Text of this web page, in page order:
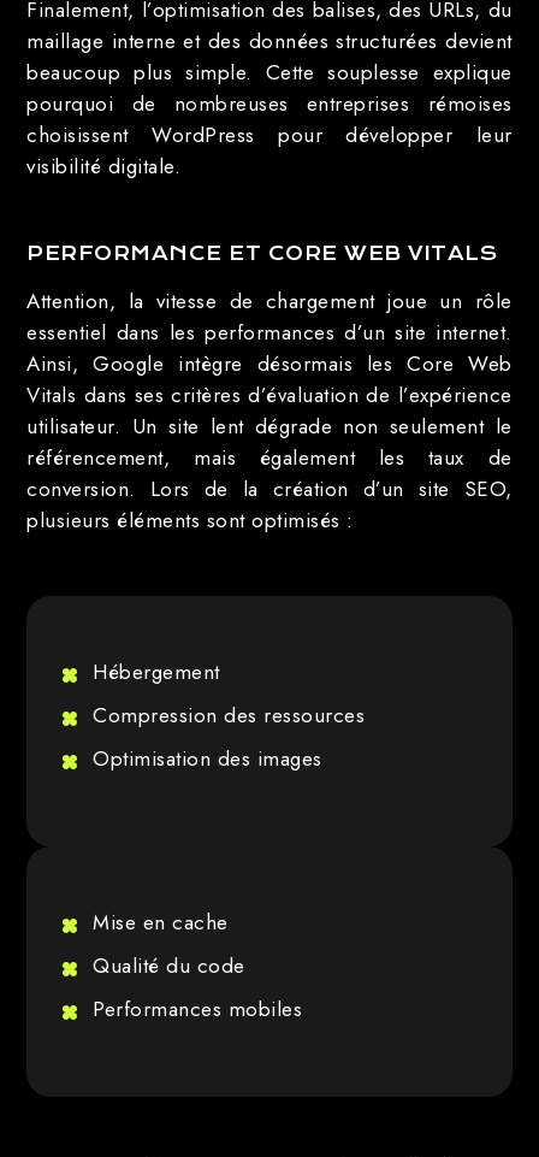
Finalement, l’optimisation des balises, des URLs, du
maillage interne et des données structurées devient
beaucoup plus simple. Cette souplesse explique
pourquoi de nombreuses entreprises rémoises
choisissent WordPress pour développer leur
visibilité digitale.
PERFORMANCE ET CORE WEB VITALS
Attention, la vitesse de chargement joue un rôle
essentiel dans les performances d’un site internet.
Ainsi, Google intègre désormais les Core Web
Vitals dans ses critères d’évaluation de l’expérience
utilisateur. Un site lent dégrade non seulement le
référencement, mais également les taux de
conversion. Lors de la création d’un site SEO,
plusieurs éléments sont optimisés :
Hébergement
Compression des ressources
Optimisation des images
Mise en cache
Qualité du code
Performances mobiles